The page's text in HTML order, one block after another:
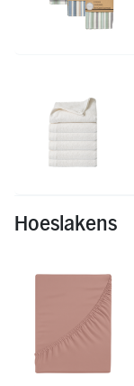
Hoeslakens